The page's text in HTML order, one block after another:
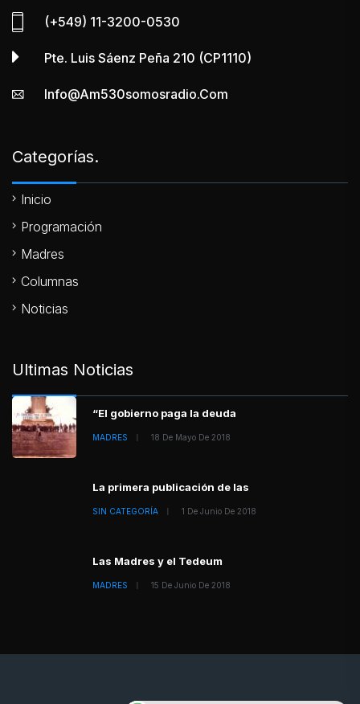
(+549) 11-3200-0530
Pte. Luis Sáenz Peña 210 (CP1110)
Info@am530somosradio.com
Categorías.
Inicio
Programación
Madres
Columnas
Noticias
Ultimas Noticias
“El gobierno paga la deuda
MADRES 18 De Mayo De 2018
La primera publicación de las
SIN CATEGORÍA 1 De Junio De 2018
Las Madres y el Tedeum
MADRES 15 De Junio De 2018